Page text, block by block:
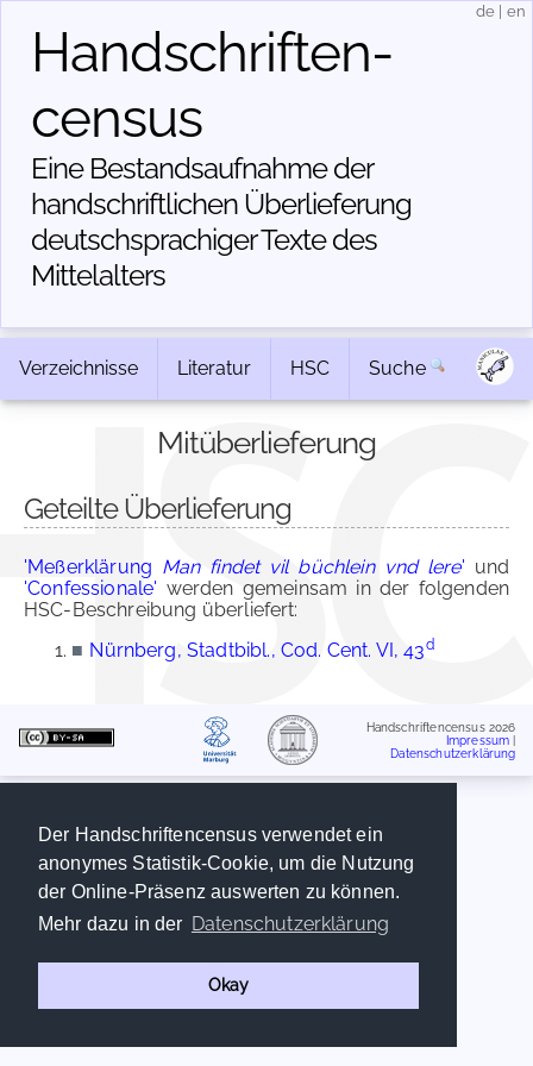
Der Handschriftencensus verwendet ein
anonymes Statistik-Cookie, um die Nutzung
der Online-Präsenz auswerten zu können.
Mehr dazu in der Datenschutzerklärung
Okay
Handschriften­
census
Eine Bestandsaufnahme der
handschriftlichen Über­lieferung
deutschsprachiger Texte des
Mittelalters
de en
Verzeichnisse Literatur HSC Suche
Mitüberlieferung
Geteilte Überlieferung
'Meßerklärung Man findet vil büchlein vnd lere' und
'Confessionale' werden gemeinsam in der folgenden
HSC-Beschreibung überliefert:
■ Nürnberg, Stadtbibl., Cod. Cent. VI, 43d
Handschriftencensus 2026
Impressum
Datenschutzerklärung